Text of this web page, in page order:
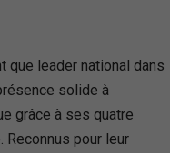
que leader national dans
solide à
grâce à ses quatre
pour leur